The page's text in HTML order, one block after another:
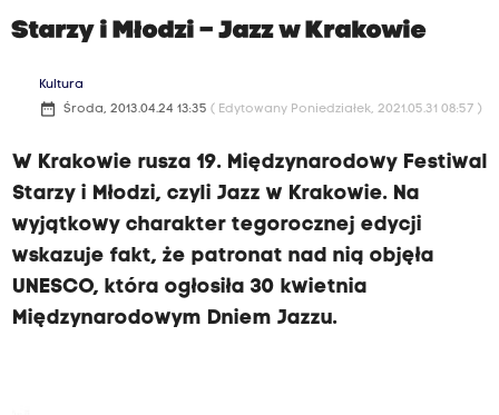
Starzy i Młodzi – Jazz w Krakowie
Kultura
date_range Środa, 2013.04.24 13:35 ( Edytowany Poniedziałek, 2021.05.31 08:57 )
W Krakowie rusza 19. Międzynarodowy Festiwal
Starzy i Młodzi, czyli Jazz w Krakowie. Na
wyjątkowy charakter tegorocznej edycji
wskazuje fakt, że patronat nad nią objęła
UNESCO, która ogłosiła 30 kwietnia
Międzynarodowym Dniem Jazzu.